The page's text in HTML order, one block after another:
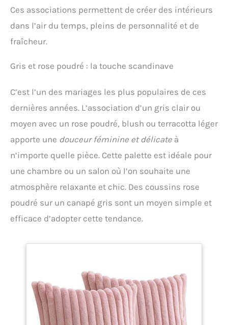
Ces associations permettent de créer des intérieurs
dans l’air du temps, pleins de personnalité et de
fraîcheur.
Gris et rose poudré : la touche scandinave
C’est l’un des mariages les plus populaires de ces
dernières années. L’association d’un gris clair ou
moyen avec un rose poudré, blush ou terracotta léger
apporte une douceur féminine et délicate à
n’importe quelle pièce. Cette palette est idéale pour
une chambre ou un salon où l’on souhaite une
atmosphère relaxante et chic. Des coussins rose
poudré sur un canapé gris sont un moyen simple et
efficace d’adopter cette tendance.